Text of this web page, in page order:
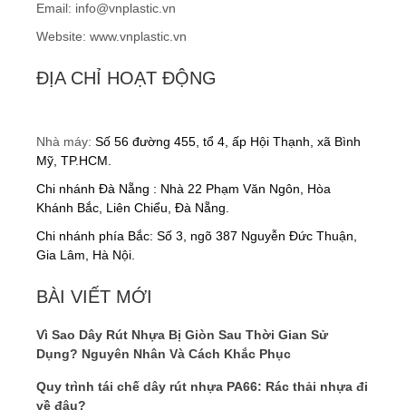
Email: info@vnplastic.vn
Website: www.vnplastic.vn
ĐỊA CHỈ HOẠT ĐỘNG
Nhà máy: Số 56 đường 455, tổ 4, ấp Hội Thạnh, xã Bình
Mỹ, TP.HCM.
Chi nhánh Đà Nẵng : Nhà 22 Phạm Văn Ngôn, Hòa
Khánh Bắc, Liên Chiểu, Đà Nẵng.
Chi nhánh phía Bắc: Số 3, ngõ 387 Nguyễn Đức Thuận,
Gia Lâm, Hà Nội.
BÀI VIẾT MỚI
Vì Sao Dây Rút Nhựa Bị Giòn Sau Thời Gian Sử
Dụng? Nguyên Nhân Và Cách Khắc Phục
Quy trình tái chế dây rút nhựa PA66: Rác thải nhựa đi
về đâu?